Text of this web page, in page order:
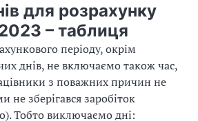
для розрахунку
– таблиця
періоду, окрім
днів, не включаємо також час,
з поважних причин не
не зберігався заробіток
Тобто виключаємо дні: